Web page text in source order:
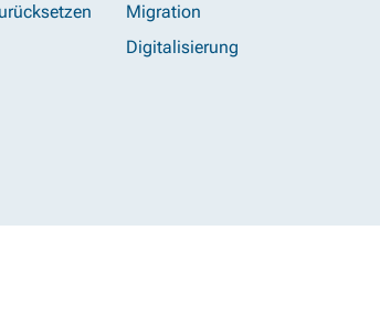
Migration
Digitalisierung